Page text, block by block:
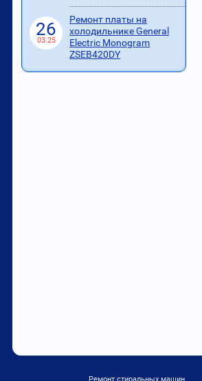
26
03.25
Ремонт платы на
холодильнике General
Electric Monogram
ZSEB420DY